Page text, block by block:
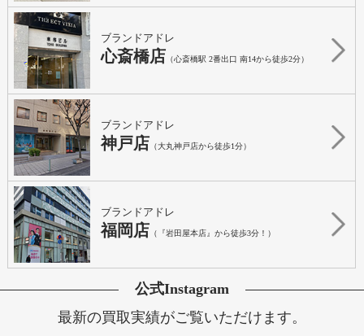
ブランドアドレ
心斎橋店 （心斎橋駅 2番出口 南14から徒歩2分）
ブランドアドレ
神戸店 （大丸神戸店から徒歩1分）
ブランドアドレ
福岡店 （『岩田屋本店』から徒歩3分！）
公式Instagram
最新の買取実績がご覧いただけます。